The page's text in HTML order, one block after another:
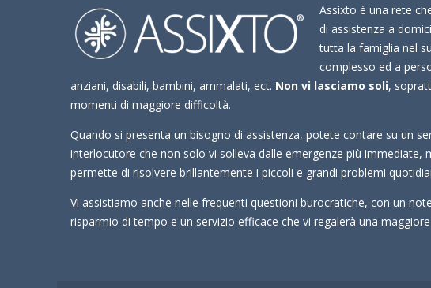
Assixto è una rete
di assistenza a
tutta la famiglia nel
complesso ed a
anziani, disabili, bambini, ammalati, ect. Non vi lasciamo soli,
momenti di maggiore difficoltà.
Quando si presenta un bisogno di assistenza, potete contare su un
interlocutore che non solo vi solleva dalle emergenze più immediate,
permette di risolvere brillantemente i piccoli e grandi problemi
Vi assistiamo anche nelle frequenti questioni burocratiche, con un
risparmio di tempo e un servizio efficace che vi regalerà una